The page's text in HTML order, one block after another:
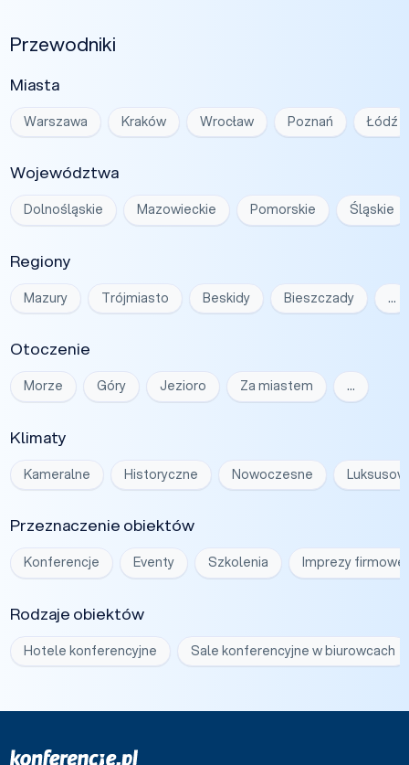
Przewodniki
Miasta
Warszawa Kraków Wrocław Poznań Łódź
Województwa
Dolnośląskie Mazowieckie Pomorskie Śląskie
Regiony
Mazury Trójmiasto Beskidy Bieszczady …
Otoczenie
Morze Góry Jezioro Za miastem …
Klimaty
Kameralne Historyczne Nowoczesne
Przeznaczenie obiektów
Konferencje Eventy Szkolenia Imprezy firmowe
Rodzaje obiektów
Hotele konferencyjne Sale konferencyjne w biurowcach